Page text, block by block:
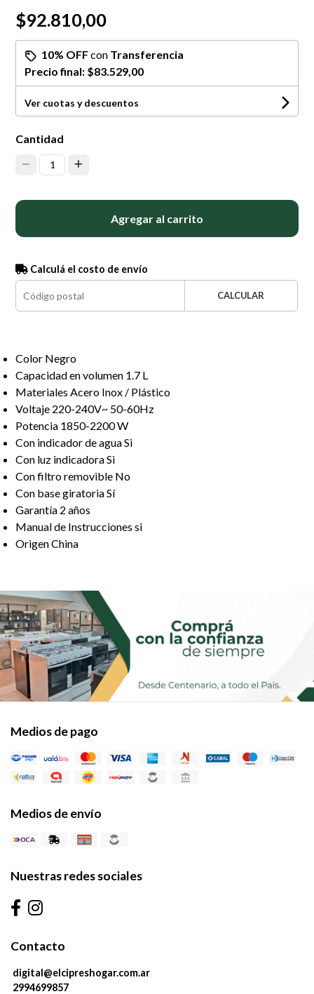
$92.810,00
10% OFFcon Transferencia
Precio final: $83.529,00
Ver cuotas y descuentos
Cantidad
1
Agregar al carrito
Calculá el costo de envío
CALCULAR
Color Negro
Capacidad en volumen 1.7 L
Materiales Acero Inox / Plástico
Voltaje 220-240V~ 50-60Hz
Potencia 1850-2200 W
Con indicador de agua Si
Con luz indicadora Si
Con filtro removible No
Con base giratoria Sí
Garantía 2 años
Manual de Instrucciones si
Origen China
Medios de pago
Medios de envío
Nuestras redes sociales
Contacto
digital@elcipreshogar.com.ar
2994699857